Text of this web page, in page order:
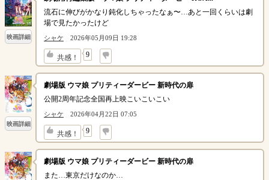
映画詳細
流石に伸びがかなり鈍化しちゃったなぁ〜…あと一回くらいは劇
場で見たかったけど
シャケ 2026年05月09日 19:28
共感！ 9
↓
映画詳細
劇場版 ウマ娘 プリティーダービー 新時代の扉
公開2周年記念全国再上映こいこいこい
シャケ 2026年04月22日 07:05
共感！ 9
↓
劇場版 ウマ娘 プリティーダービー 新時代の扉
また…東京だけなのか…